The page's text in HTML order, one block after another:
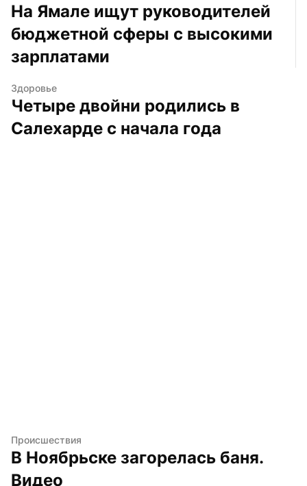
На Ямале ищут руководителей
бюджетной сферы с высокими
зарплатами
Здоровье
Четыре двойни родились в
Салехарде с начала года
Происшествия
В Ноябрьске загорелась баня.
Видео